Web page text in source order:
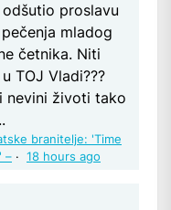
proslavu
mladog
četnika. Niti
TOJ Vladi???
nevini životi tako
branitelje: 'Time
– · 18 hours ago